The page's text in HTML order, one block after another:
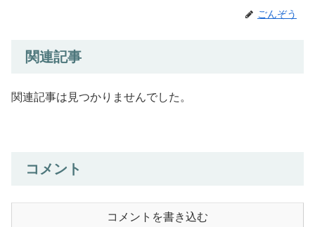
ごんぞう
関連記事
関連記事は見つかりませんでした。
コメント
コメントを書き込む